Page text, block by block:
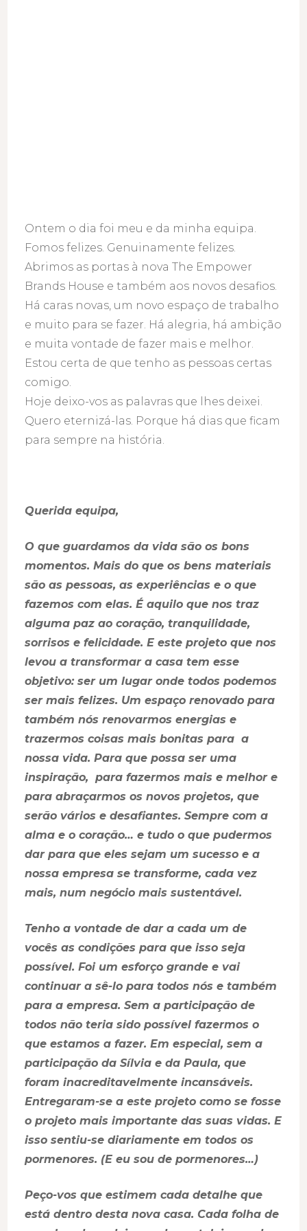
Ontem o dia foi meu e da minha equipa.
Fomos felizes. Genuinamente felizes.
Abrimos as portas à nova The Empower
Brands House e também aos novos desafios.
Há caras novas, um novo espaço de trabalho
e muito para se fazer. Há alegria, há ambição
e muita vontade de fazer mais e melhor.
Estou certa de que tenho as pessoas certas
comigo.
Hoje deixo-vos as palavras que lhes deixei.
Quero eternizá-las. Porque há dias que ficam
para sempre na história.
Querida equipa,
O que guardamos da vida são os bons
momentos. Mais do que os bens materiais
são as pessoas, as experiências e o que
fazemos com elas. É aquilo que nos traz
alguma paz ao coração, tranquilidade,
sorrisos e felicidade. E este projeto que nos
levou a transformar a casa tem esse
objetivo: ser um lugar onde todos podemos
ser mais felizes. Um espaço renovado para
também nós renovarmos energias e
trazermos coisas mais bonitas para a
nossa vida. Para que possa ser uma
inspiração, para fazermos mais e melhor e
para abraçarmos os novos projetos, que
serão vários e desafiantes. Sempre com a
alma e o coração… e tudo o que pudermos
dar para que eles sejam um sucesso e a
nossa empresa se transforme, cada vez
mais, num negócio mais sustentável.
Tenho a vontade de dar a cada um de
vocês as condições para que isso seja
possível. Foi um esforço grande e vai
continuar a sê-lo para todos nós e também
para a empresa. Sem a participação de
todos não teria sido possível fazermos o
que estamos a fazer. Em especial, sem a
participação da Sílvia e da Paula, que
foram inacreditavelmente incansáveis.
Entregaram-se a este projeto como se fosse
o projeto mais importante das suas vidas. E
isso sentiu-se diariamente em todos os
pormenores. (E eu sou de pormenores…)
Peço-vos que estimem cada detalhe que
está dentro desta nova casa. Cada folha de